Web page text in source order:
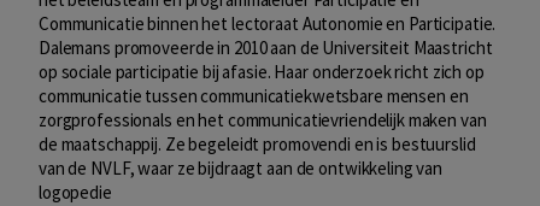
Communicatie binnen het lectoraat Autonomie en Participatie.
Dalemans promoveerde in 2010 aan de Universiteit Maastricht
op sociale participatie bij afasie. Haar onderzoek richt zich op
communicatie tussen communicatiekwetsbare mensen en
zorgprofessionals en het communicatievriendelijk maken van
de maatschappij. Ze begeleidt promovendi en is bestuurslid
van de NVLF, waar ze bijdraagt aan de ontwikkeling van
logopedie